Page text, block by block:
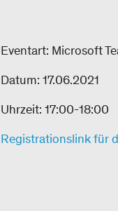
Eventart: Microsoft
Datum: 17.06.2021
Uhrzeit: 17:00-18:00
Registrationslink für